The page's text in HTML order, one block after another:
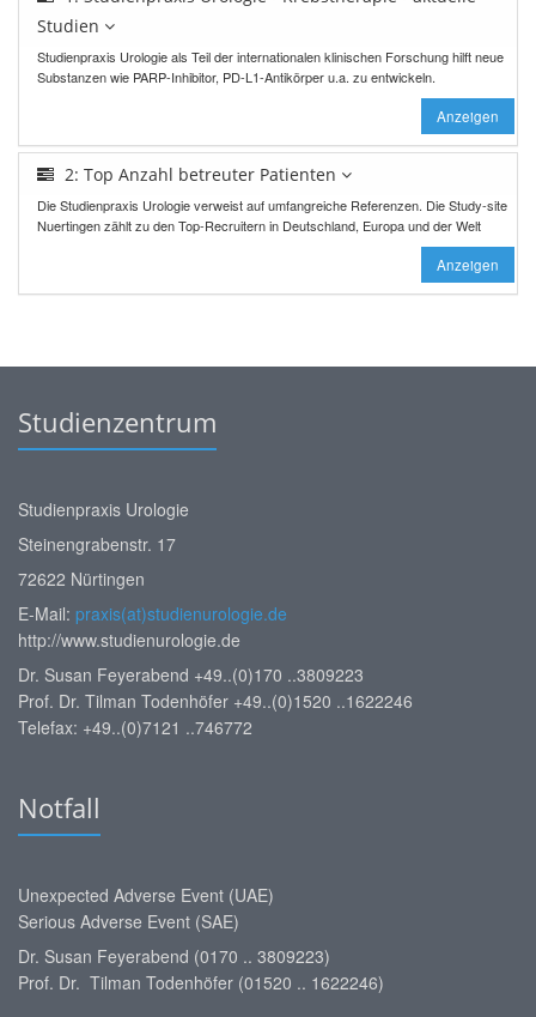
Studien
Studienpraxis Urologie als Teil der internationalen klinischen Forschung hilft neue
Substanzen wie PARP-Inhibitor, PD-L1-Antikörper u.a. zu entwickeln.
Anzeigen
2: Top Anzahl betreuter Patienten
Die Studienpraxis Urologie verweist auf umfangreiche Referenzen. Die Study-site
Nuertingen zählt zu den Top-Recruitern in Deutschland, Europa und der Welt
Anzeigen
Studienzentrum
Studienpraxis Urologie
Steinengrabenstr. 17
72622 Nürtingen
E-Mail: praxis(at)studienurologie.de
http://www.studienurologie.de
Dr. Susan Feyerabend +49..(0)170 ..3809223
Prof. Dr. Tilman Todenhöfer +49..(0)1520 ..1622246
Telefax: +49..(0)7121 ..746772
Notfall
Unexpected Adverse Event (UAE)
Serious Adverse Event (SAE)
Dr. Susan Feyerabend (0170 .. 3809223)
Prof. Dr. Tilman Todenhöfer (01520 .. 1622246)